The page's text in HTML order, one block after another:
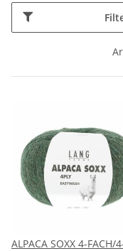
ALPACA SOXX 4-FACH/